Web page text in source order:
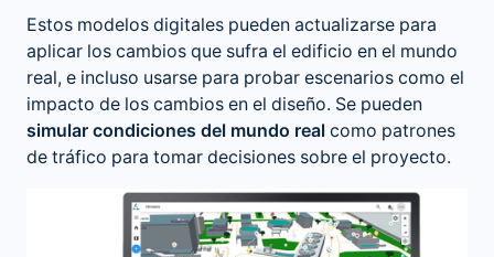
Estos modelos digitales pueden actualizarse para
aplicar los cambios que sufra el edificio en el mundo
real, e incluso usarse para probar escenarios como el
impacto de los cambios en el diseño. Se pueden
simular condiciones del mundo real como patrones
de tráfico para tomar decisiones sobre el proyecto.